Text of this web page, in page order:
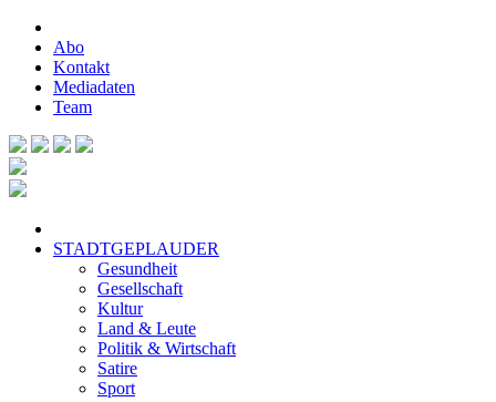
Abo
Kontakt
Mediadaten
Team
STADTGEPLAUDER
Gesundheit
Gesellschaft
Kultur
Land & Leute
Politik & Wirtschaft
Satire
Sport